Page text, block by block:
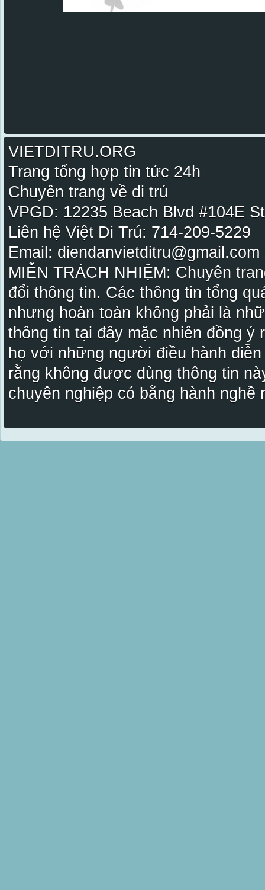
VIETDITRU.ORG
Trang tổng hợp tin tức 24h
Chuyên trang về di trú
VPGD: 12235 Beach Blvd #104E
Liên hệ Việt Di Trú: 714-209-5229
Email:
MIỄN TRÁCH NHIỆM: Chuyên
đổi thông tin. Các thông tin tổng
nhưng hoàn toàn không phải là
thông tin tại đây mặc nhiên đồng ý
họ với những người điều hành
rằng không được dùng thông tin
chuyên nghiệp có bằng hành